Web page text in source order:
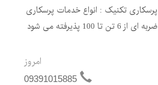
پرسکاری تکنیک : انواع خدمات پرسکاری
ضربه ای از 6 تن تا 100 پذیرفته می شود
(روغنی،گالوانیزه و ... ) پذیرفته می شود .
امروز
09391015885